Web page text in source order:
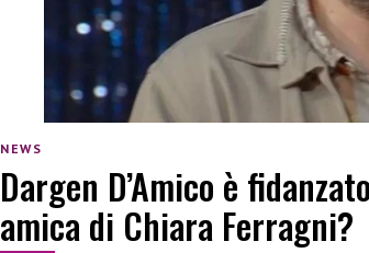
NEWS
Dargen D’Amico è
amica di Chiara Ferragni?